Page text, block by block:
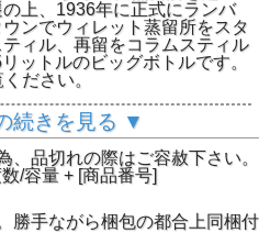
上、1936年に正式にランバ
ンでウィレット蒸留所をスタ
ィル、再留をコラムスティル
ットルのビッグボトルです。
ださい。
続きを見る ▼
品切れの際はご容赦下さい。
/容量 + [商品番号]
勝手ながら梱包の都合上同梱付